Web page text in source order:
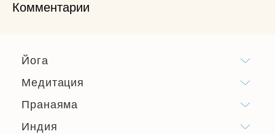
Комментарии
Йога
Медитация
Пранаяма
Индия